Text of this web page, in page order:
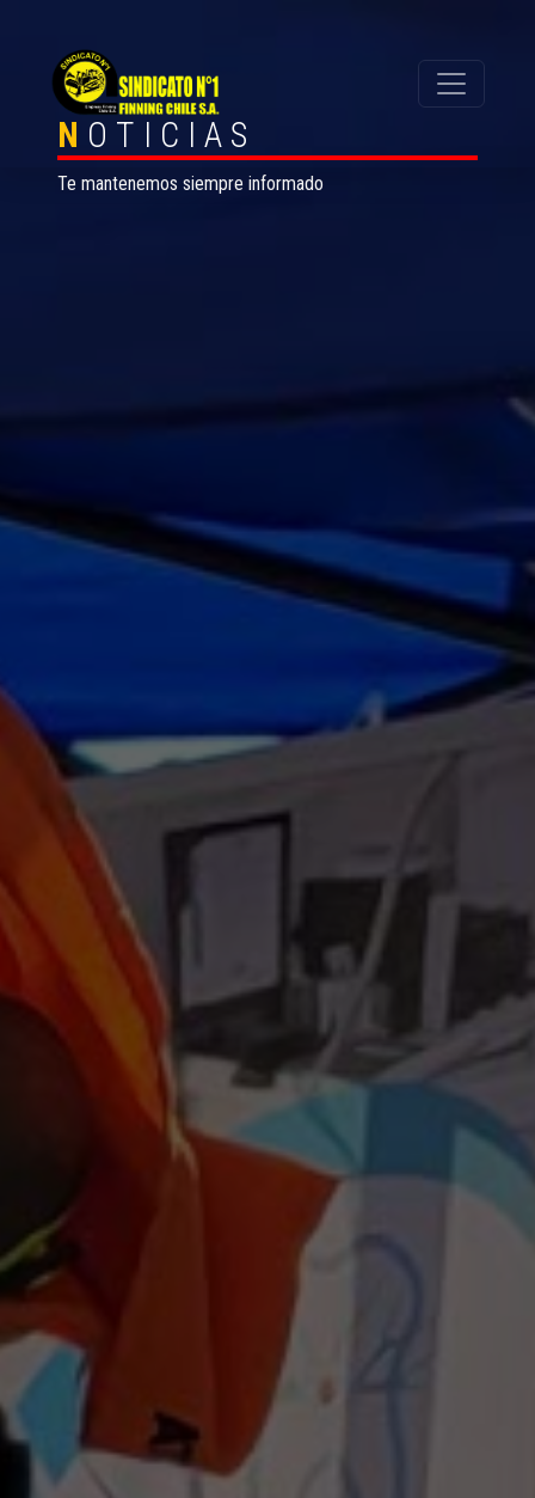
N OTICIAS
Te mantenemos siempre informado